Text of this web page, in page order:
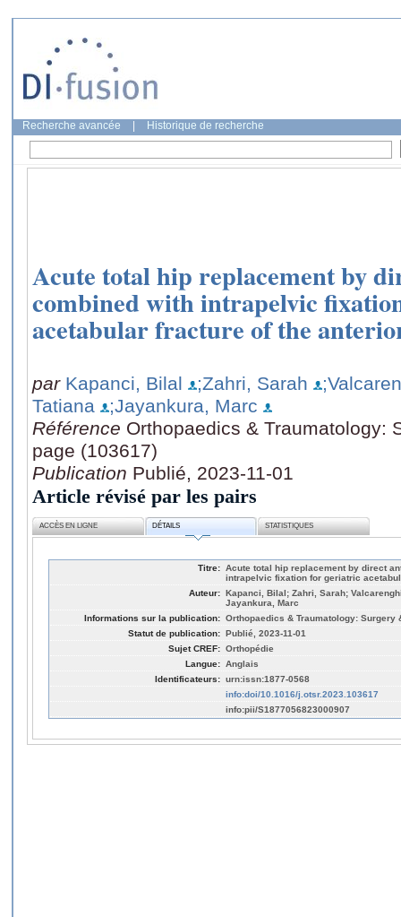
Recherche avancée Historique de recherche
Acute total hip replacement by
combined with intrapelvic
acetabular fracture of the
par Kapanci, Bilal ;Zahri, Sarah
Tatiana
;Jayankura, Marc
Référence Orthopaedics & Traumatology:
page (103617)
Publication Publié, 2023-11-01
Article révisé par les pairs
ACCÈS EN LIGNE DÉTAILS STATISTIQUES
Titre: Acute total hip replacement by direct
intrapelvic fixation for geriatric
Auteur: Kapanci, Bilal; Zahri, Sarah;
Jayankura, Marc
Informations sur la publication: Orthopaedics & Traumatology: Surgery
Statut de publication: Publié, 2023-11-01
Sujet CREF: Orthopédie
Langue: Anglais
Identificateurs: urn:issn:1877-0568
info:doi/10.1016/j.otsr.2023.103617
info:pii/S1877056823000907